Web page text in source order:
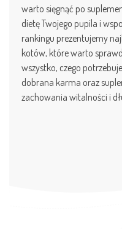
warto sięgnąć po
dietę Twojego pupila i
rankingu prezentujemy
kotów, które warto
wszystko, czego
dobrana karma oraz
zachowania witalności i